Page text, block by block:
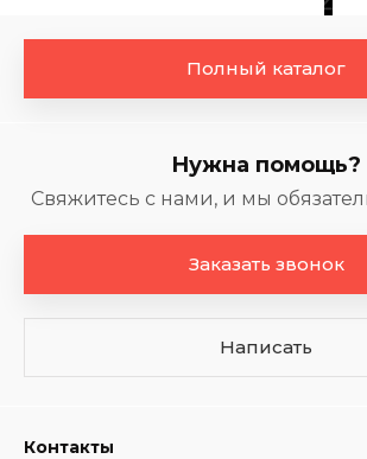
Полный каталог
Нужна помощь?
Свяжитесь с нами, и мы
Заказать звонок
Написать
Контакты